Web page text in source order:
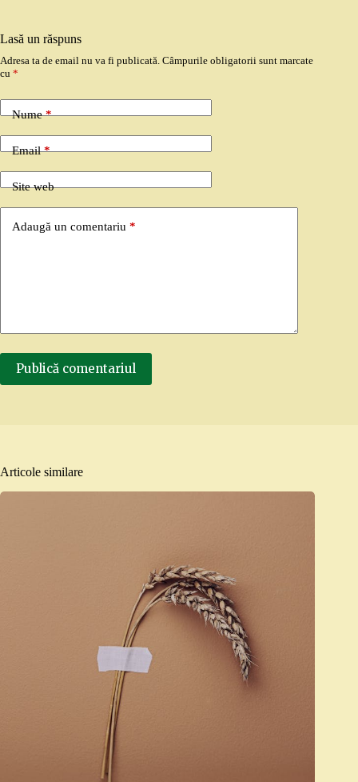
Lasă un răspuns
Adresa ta de email nu va fi publicată. Câmpurile obligatorii sunt marcate
cu *
Nume*
Email*
Site web
Adaugă un comentariu *
Publică comentariul
Articole similare